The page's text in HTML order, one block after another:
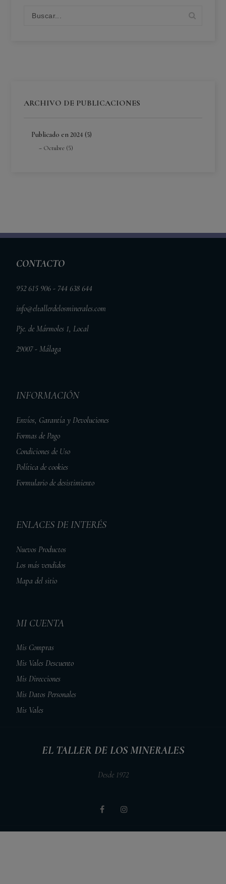
ARCHIVO DE PUBLICACIONES
Publicado en 2024 (5)
Octubre (5)
CONTACTO
952 615 906 - 744 638 644
info@eltallerdelosminerales.com
Pje. de Mármoles 1, Local
29007 - Málaga
INFORMACIÓN
Envíos, Garantía y Devoluciones
Formas de Pago
Condiciones de Uso
Política de cookies
Formulario de desistimiento
ENLACES DE INTERÉS
Nuevos Productos
Los más vendidos
Mapa del sitio
MI CUENTA
Mis Compras
Mis Vales Descuento
Mis Direcciones
Mis Datos Personales
Mis Vales
EL TALLER DE LOS MINERALES
Desde 1972